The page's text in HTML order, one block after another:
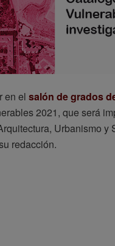
en el salón de grados
2021, que será
Urbanismo y
redacción.